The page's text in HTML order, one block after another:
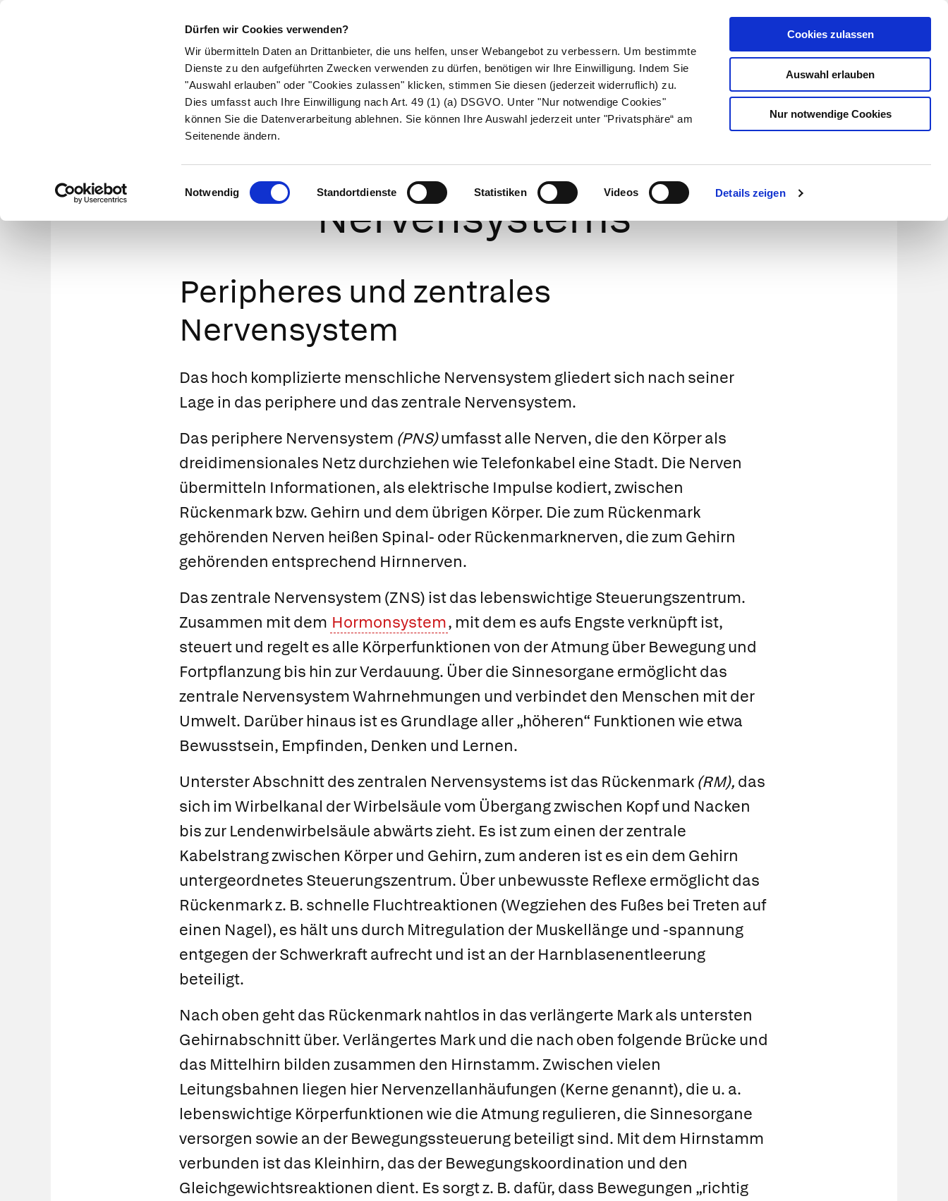
Dürfen wir Cookies verwenden?
Wir übermitteln Daten an Drittanbieter, die uns helfen, unser Webangebot zu verbessern. Um bestimmte
Dienste zu den aufgeführten Zwecken verwenden zu dürfen, benötigen wir Ihre Einwilligung. Indem Sie
"Auswahl erlauben" oder "Cookies zulassen" klicken, stimmen Sie diesen (jederzeit widerruflich) zu.
Dies umfasst auch Ihre Einwilligung nach Art. 49 (1) (a) DSGVO. Unter "Nur notwendige Cookies"
können Sie die Datenverarbeitung ablehnen. Sie können Ihre Auswahl jederzeit unter "Privatsphäre“ am
Seitenende ändern.
Einwilligungsauswahl
Notwendig Standortdienste Statistiken Videos Details zeigen
Cookies zulassen
Auswahl erlauben
Nur notwendige Cookies
Kundenlogin
Suche
Symptome Therapie Medikamente Naturheilkunde Eltern & Kind Gesund leben Über uns
Aufbau und Funktion des
Nervensystems
Peripheres und zentrales
Nervensystem
Das hoch komplizierte menschliche Nervensystemgliedert sich nach seiner
Lage in das periphere und das zentrale Nervensystem.
Das periphere Nervensystem (PNS)umfasst alle Nerven, die den Körper als
dreidimensionales Netz durchziehen wie Telefonkabel eine Stadt. Die Nerven
übermitteln Informationen, als elektrische Impulse kodiert, zwischen
Rückenmark bzw. Gehirn und dem übrigen Körper. Die zum Rückenmark
gehörenden Nerven heißen Spinal- oder Rückenmarknerven, die zum Gehirn
gehörenden entsprechend Hirnnerven.
Daszentrale Nervensystem (ZNS) ist das lebenswichtige Steuerungszentrum.
Zusammen mit dem Hormonsystem, mit dem es aufs Engste verknüpft ist,
steuert und regelt es alle Körperfunktionen von der Atmung über Bewegung und
Fortpflanzung bis hin zur Verdauung. Über die Sinnesorgane ermöglicht das
zentrale Nervensystem Wahrnehmungen und verbindet den Menschen mit der
Umwelt. Darüber hinaus ist es Grundlage aller „höheren“ Funktionen wie etwa
Bewusstsein, Empfinden, Denken und Lernen.
Unterster Abschnitt des zentralen Nervensystems ist das Rückenmark (RM), das
sich im Wirbelkanal der Wirbelsäule vom Übergang zwischen Kopf und Nacken
bis zur Lendenwirbelsäule abwärts zieht. Es ist zum einen der zentrale
Kabelstrang zwischen Körper und Gehirn, zum anderen ist es ein dem Gehirn
untergeordnetes Steuerungszentrum. Über unbewusste Reflexe ermöglicht das
Rückenmark z. B. schnelle Fluchtreaktionen (Wegziehen des Fußes bei Treten auf
einen Nagel), es hält uns durch Mitregulation der Muskellänge und -spannung
entgegen der Schwerkraft aufrecht und ist an der Harnblasenentleerung
beteiligt.
Nach oben geht das Rückenmark nahtlos in dasverlängerte Markals untersten
Gehirnabschnitt über. Verlängertes Mark und die nach oben folgende Brücke und
das Mittelhirn bilden zusammen den Hirnstamm. Zwischen vielen
Leitungsbahnen liegen hier Nervenzellanhäufungen (Kerne genannt), die u. a.
lebenswichtige Körperfunktionen wie die Atmung regulieren, die Sinnesorgane
versorgen sowie an der Bewegungssteuerung beteiligt sind. Mit dem Hirnstamm
verbunden ist das Kleinhirn, das der Bewegungskoordination und den
Gleichgewichtsreaktionen dient. Es sorgt z. B. dafür, dass Bewegungen „richtig